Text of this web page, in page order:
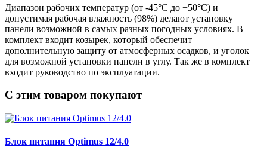
Диапазон рабочих температур (от -45°С до +50°С) и
допустимая рабочая влажность (98%) делают установку
панели возможной в самых разных погодных условиях. В
комплект входит козырек, который обеспечит
дополнительную защиту от атмосферных осадков, и уголок
для возможной установки панели в углу. Так же в комплект
входит руководство по эксплуатации.
C этим товаром покупают
Блок питания Optimus 12/4.0